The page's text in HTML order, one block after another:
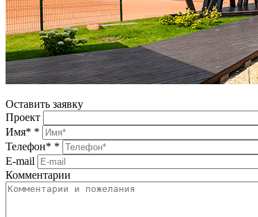
Оставить заявку
Проект
Имя* *
Телефон* *
E-mail
Комментарии